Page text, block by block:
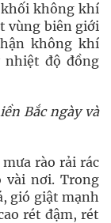
khối không khí
vùng biên giới
không khí
nhiệt độ đồng
Bắc ngày và
rào rải rác
vài nơi. Trong
gió giật mạnh
rét đậm, rét